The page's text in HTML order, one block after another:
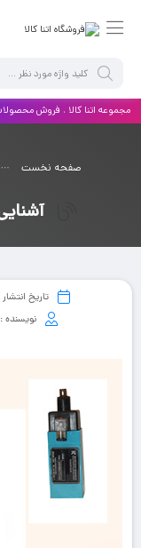
مجموعه اتنا کالا ، فروش
صفحه نخست
تاریخ انتشار
نویسنده :